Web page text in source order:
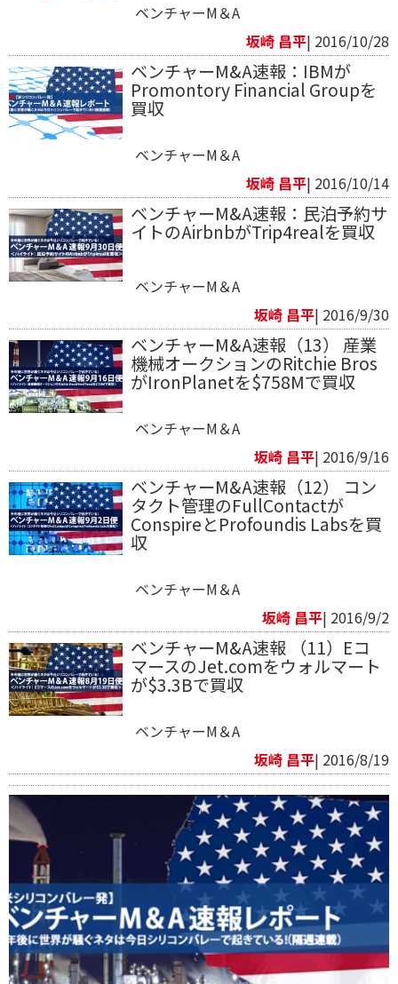
ベンチャーM＆A
坂崎 昌平| 2016/10/28
ベンチャーM&A速報：IBMが
Promontory Financial Groupを
買収
ベンチャーM＆A
坂崎 昌平| 2016/10/14
ベンチャーM&A速報：民泊予約サ
イトのAirbnbがTrip4realを買収
ベンチャーM＆A
坂崎 昌平| 2016/9/30
ベンチャーM&A速報（13） 産業
機械オークションのRitchie Bros
がIronPlanetを$758Mで買収
ベンチャーM＆A
坂崎 昌平| 2016/9/16
ベンチャーM&A速報（12） コン
タクト管理のFullContactが
ConspireとProfoundis Labsを買
収
ベンチャーM＆A
坂崎 昌平| 2016/9/2
ベンチャーM&A速報 （11）Eコ
マースのJet.comをウォルマート
が$3.3Bで買収
ベンチャーM＆A
坂崎 昌平| 2016/8/19